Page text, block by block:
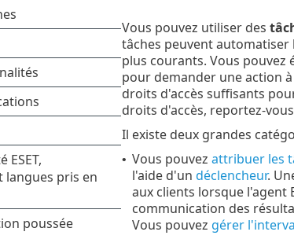
Vous pouvez utiliser des
tâches peuvent automatiser
plus courants. Vous pouvez
pour demander une action
droits d'accès suffisants
droits d'accès, reportez-
Il existe deux grandes
• Vous pouvez attribuer les
l'aide d'un déclencheur.
aux clients lorsque l'agent
communication des
Vous pouvez gérer